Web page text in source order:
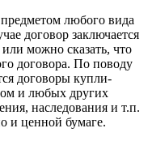
любого вида
договор заключается
можно сказать, что
договора. По поводу
договоры купли-
и любых других
наследования и т.п.
и ценной бумаге.